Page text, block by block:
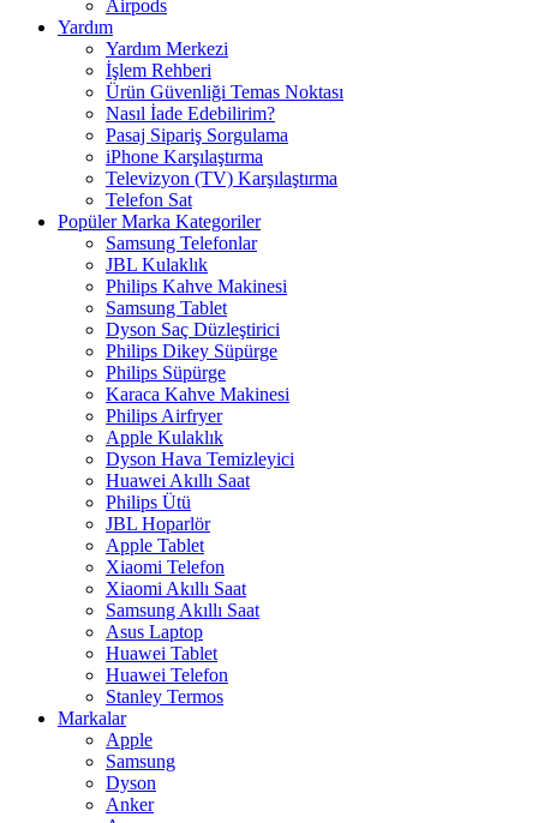
Airpods
Yardım
Yardım Merkezi
İşlem Rehberi
Ürün Güvenliği Temas Noktası
Nasıl İade Edebilirim?
Pasaj Sipariş Sorgulama
iPhone Karşılaştırma
Televizyon (TV) Karşılaştırma
Telefon Sat
Popüler Marka Kategoriler
Samsung Telefonlar
JBL Kulaklık
Philips Kahve Makinesi
Samsung Tablet
Dyson Saç Düzleştirici
Philips Dikey Süpürge
Philips Süpürge
Karaca Kahve Makinesi
Philips Airfryer
Apple Kulaklık
Dyson Hava Temizleyici
Huawei Akıllı Saat
Philips Ütü
JBL Hoparlör
Apple Tablet
Xiaomi Telefon
Xiaomi Akıllı Saat
Samsung Akıllı Saat
Asus Laptop
Huawei Tablet
Huawei Telefon
Stanley Termos
Markalar
Apple
Samsung
Dyson
Anker